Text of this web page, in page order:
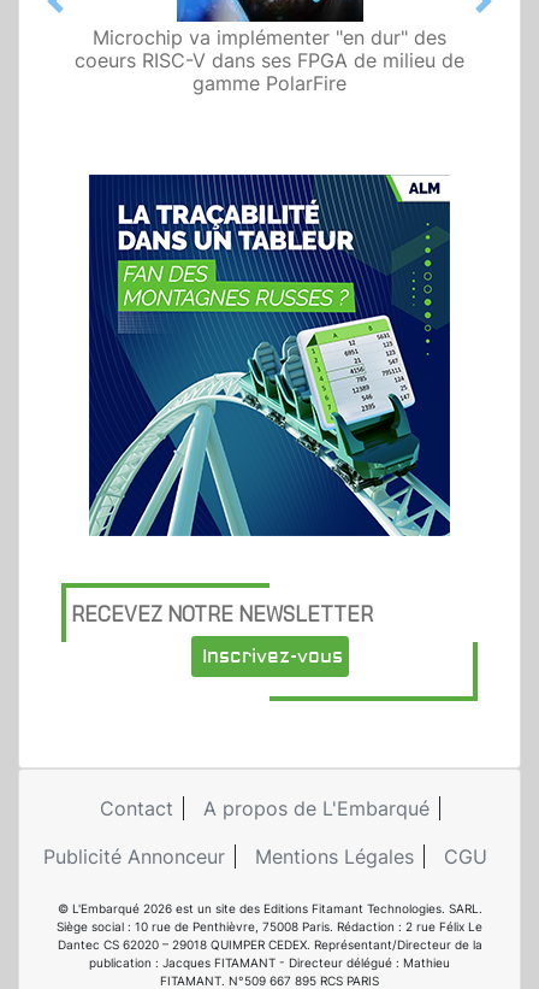
Microchip va implémenter "en dur" des
coeurs RISC-V dans ses FPGA de milieu de
gamme PolarFire
Previous Next
RECEVEZ NOTRE NEWSLETTER
Inscrivez-vous
Contact
A propos de L'Embarqué
Publicité Annonceur
Mentions Légales CGU
© L'Embarqué 2026 est un site des Editions Fitamant Technologies. SARL.
Siège social : 10 rue de Penthièvre, 75008 Paris. Rédaction : 2 rue Félix Le
Dantec CS 62020 – 29018 QUIMPER CEDEX. Représentant/Directeur de la
publication : Jacques FITAMANT - Directeur délégué : Mathieu
FITAMANT. N°509 667 895 RCS PARIS